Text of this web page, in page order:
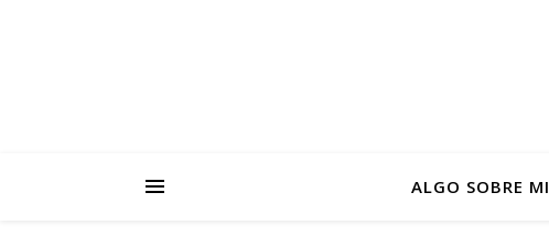
ALGO SOBRE MI